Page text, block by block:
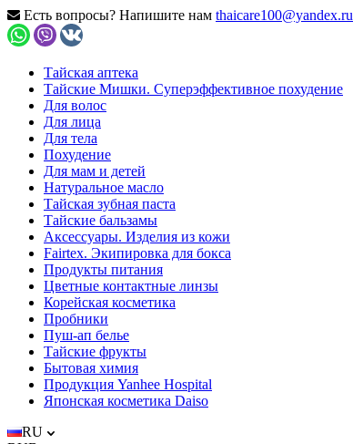
Есть вопросы? Напишите нам thaicare100@yandex.ru
Тайская аптека
Тайские Мишки. Суперэффективное похудение
Для волос
Для лица
Для тела
Похудение
Для мам и детей
Натуральное масло
Тайская зубная паста
Тайские бальзамы
Аксессуары. Изделия из кожи
Fairtex. Экипировка для бокса
Продукты питания
Цветные контактные линзы
Корейская косметика
Пробники
Пуш-ап белье
Тайские фрукты
Бытовая химия
Продукция Yanhee Hospital
Японская косметика Daiso
RU